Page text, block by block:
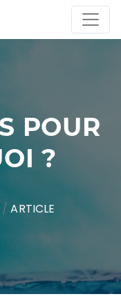
POUR
?
ARTICLE